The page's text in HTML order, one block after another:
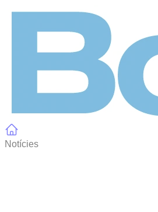
Notícies